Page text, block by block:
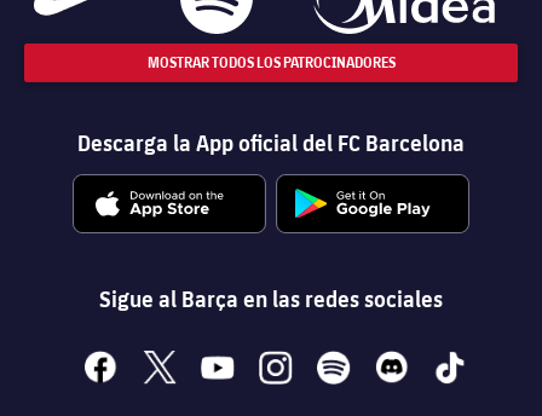
MOSTRAR TODOS LOS PATROCINADORES
Descarga la App oficial del FC Barcelona
Sigue al Barça en las redes sociales
facebook
x youtubeinstagramspotify discord tiktok